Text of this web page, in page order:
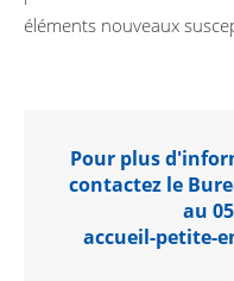
éléments nouveaux
Pour plus
contactez le
au
accueil-petite-